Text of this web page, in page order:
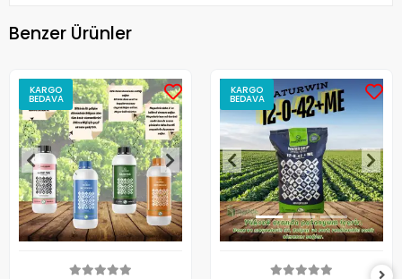
Benzer Ürünler
KARGO
BEDAVA
KARGO
BEDAVA